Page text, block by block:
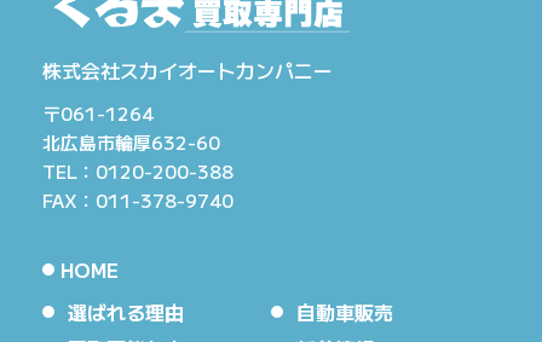
株式会社スカイオートカンパニー
〒061-1264
北広島市輪厚632-60
TEL：0120-200-388
FAX：011-378-9740
HOME
選ばれる理由
自動車販売